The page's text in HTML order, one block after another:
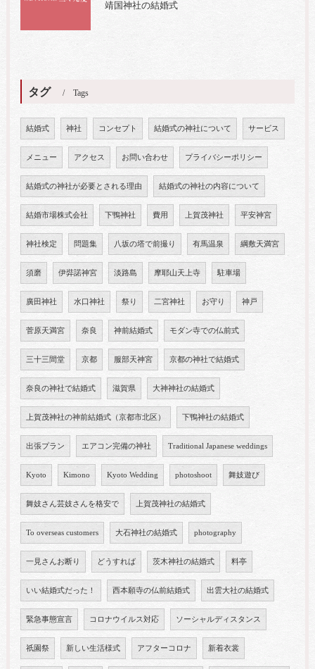
靖国神社の結婚式
タグ Tags
結婚式 神社 コンセプト 結婚式の神社について サービス
メニュー アクセス お問い合わせ プライバシーポリシー
結婚式の神社が必要とされる理由 結婚式の神社の内容について
結婚市場株式会社 下鴨神社 費用 上賀茂神社 平安神宮
神社検定 問題集 八坂の塔で前撮り 有馬温泉 綱敷天満宮
須磨 伊弉諾神宮 淡路島 摩耶山天上寺 駐車場
廣田神社 水口神社 祭り 二宮神社 お守り 神戸
菅原天満宮 奈良 神前結婚式 モダン寺での仏前式
三十三間堂 京都 服部天神宮 京都の神社で結婚式
奈良の神社で結婚式 滋賀県 大神神社の結婚式
上賀茂神社の神前結婚式（京都市北区） 下鴨神社の結婚式
出張プラン エアコン完備の神社 Traditional Japanese weddings
Kyoto Kimono Kyoto Wedding photoshoot 舞妓遊び
舞妓さん芸妓さんを格安で 上賀茂神社の結婚式
To overseas customers 大石神社の結婚式 photography
一見さんお断り どうすれば 茨木神社の結婚式 料亭
いい結婚式だった！ 西本願寺の仏前結婚式 出雲大社の結婚式
緊急事態宣言 コロナウイルス対応 ソーシャルディスタンス
祇園祭 新しい生活様式 アフターコロナ 新着衣裳